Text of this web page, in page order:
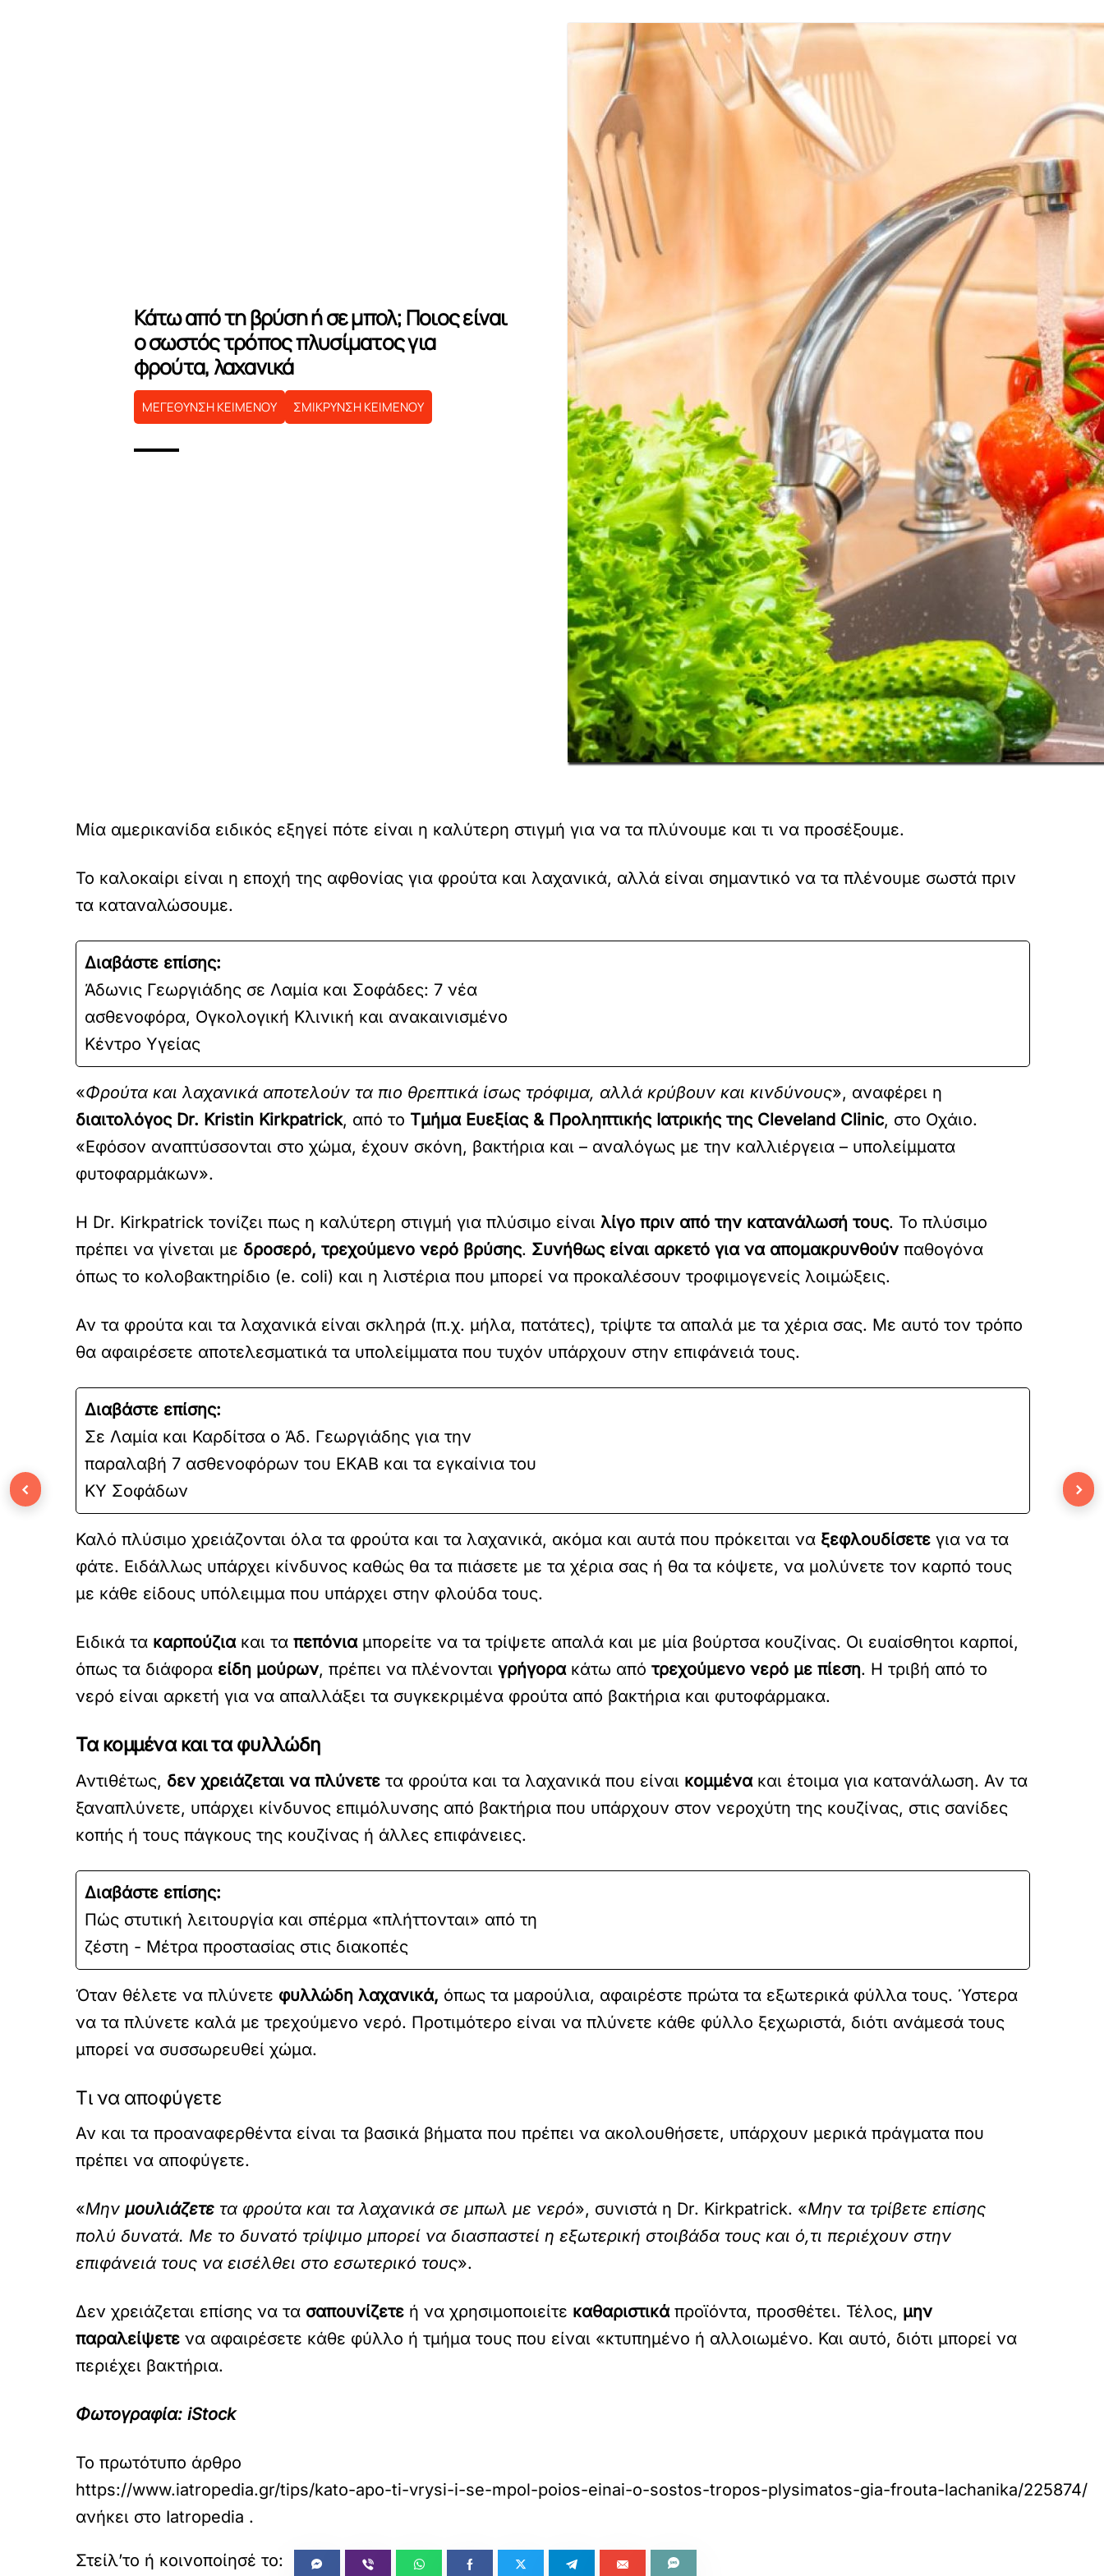
Κάτω από τη βρύση ή σε μπολ; Ποιος είναι
ο σωστός τρόπος πλυσίματος για
φρούτα, λαχανικά
ΜΕΓΕΘΥΝΣΗ ΚΕΙΜΕΝΟΥ ΣΜΙΚΡΥΝΣΗ ΚΕΙΜΕΝΟΥ
Μία αμερικανίδα ειδικός εξηγεί πότε είναι η καλύτερη στιγμή για να τα πλύνουμε και τι να προσέξουμε.
Το καλοκαίρι είναι η εποχή της αφθονίας για φρούτα και λαχανικά, αλλά είναι σημαντικό να τα πλένουμε σωστά πριν
τα καταναλώσουμε.
Διαβάστε επίσης:
Άδωνις Γεωργιάδης σε Λαμία και Σοφάδες: 7 νέα
ασθενοφόρα, Ογκολογική Κλινική και ανακαινισμένο
Κέντρο Υγείας
«Φρούτα και λαχανικά αποτελούν τα πιο θρεπτικά ίσως τρόφιμα, αλλά κρύβουν και κινδύνους», αναφέρει η
διαιτολόγος Dr. Kristin Kirkpatrick, από το Τμήμα Ευεξίας & Προληπτικής Ιατρικής της Cleveland Clinic, στο Οχάιο.
«Εφόσον αναπτύσσονται στο χώμα, έχουν σκόνη, βακτήρια και – αναλόγως με την καλλιέργεια – υπολείμματα
φυτοφαρμάκων».
Η Dr. Kirkpatrick τονίζει πως η καλύτερη στιγμή για πλύσιμο είναι λίγο πριν από την κατανάλωσή τους. Το πλύσιμο
πρέπει να γίνεται με δροσερό, τρεχούμενο νερό βρύσης. Συνήθως είναι αρκετό για να απομακρυνθούν παθογόνα
όπως το κολοβακτηρίδιο (e. coli) και η λιστέρια που μπορεί να προκαλέσουν τροφιμογενείς λοιμώξεις.
Αν τα φρούτα και τα λαχανικά είναι σκληρά (π.χ. μήλα, πατάτες), τρίψτε τα απαλά με τα χέρια σας. Με αυτό τον τρόπο
θα αφαιρέσετε αποτελεσματικά τα υπολείμματα που τυχόν υπάρχουν στην επιφάνειά τους.
Διαβάστε επίσης:
Σε Λαμία και Καρδίτσα ο Άδ. Γεωργιάδης για την
παραλαβή 7 ασθενοφόρων του ΕΚΑΒ και τα εγκαίνια του
ΚΥ Σοφάδων
Καλό πλύσιμο χρειάζονται όλα τα φρούτα και τα λαχανικά, ακόμα και αυτά που πρόκειται να ξεφλουδίσετε για να τα
φάτε. Ειδάλλως υπάρχει κίνδυνος καθώς θα τα πιάσετε με τα χέρια σας ή θα τα κόψετε, να μολύνετε τον καρπό τους
με κάθε είδους υπόλειμμα που υπάρχει στην φλούδα τους.
Ειδικά τα καρπούζιακαι τα πεπόνιαμπορείτε να τα τρίψετε απαλά και με μία βούρτσα κουζίνας. Οι ευαίσθητοι καρποί,
όπως τα διάφορα είδη μούρων, πρέπει να πλένονται γρήγορακάτω από τρεχούμενο νερό με πίεση. Η τριβή από το
νερό είναι αρκετή για να απαλλάξει τα συγκεκριμένα φρούτα από βακτήρια και φυτοφάρμακα.
Τα κομμένα και τα φυλλώδη
Αντιθέτως, δεν χρειάζεται να πλύνετε τα φρούτα και τα λαχανικά που είναι κομμένακαι έτοιμα για κατανάλωση. Αν τα
ξαναπλύνετε, υπάρχει κίνδυνος επιμόλυνσης από βακτήρια που υπάρχουν στον νεροχύτη της κουζίνας, στις σανίδες
κοπής ή τους πάγκους της κουζίνας ή άλλες επιφάνειες.
Διαβάστε επίσης:
Πώς στυτική λειτουργία και σπέρμα «πλήττονται» από τη
ζέστη - Μέτρα προστασίας στις διακοπές
Όταν θέλετε να πλύνετε φυλλώδη λαχανικά, όπως τα μαρούλια, αφαιρέστε πρώτα τα εξωτερικά φύλλα τους. Ύστερα
να τα πλύνετε καλά με τρεχούμενο νερό. Προτιμότερο είναι να πλύνετε κάθε φύλλο ξεχωριστά, διότι ανάμεσά τους
μπορεί να συσσωρευθεί χώμα.
Τι να αποφύγετε
Αν και τα προαναφερθέντα είναι τα βασικά βήματα που πρέπει να ακολουθήσετε, υπάρχουν μερικά πράγματα που
πρέπει να αποφύγετε.
«Μην μουλιάζετε τα φρούτα και τα λαχανικά σε μπωλ με νερό», συνιστά η Dr. Kirkpatrick. «Μην τα τρίβετε επίσης
πολύ δυνατά. Με το δυνατό τρίψιμο μπορεί να διασπαστεί η εξωτερική στοιβάδα τους και ό,τι περιέχουν στην
επιφάνειά τους να εισέλθει στο εσωτερικό τους».
Δεν χρειάζεται επίσης να τα σαπουνίζετε ή να χρησιμοποιείτε καθαριστικάπροϊόντα, προσθέτει. Τέλος, μην
παραλείψετε να αφαιρέσετε κάθε φύλλο ή τμήμα τους που είναι «κτυπημένο ή αλλοιωμένο. Και αυτό, διότι μπορεί να
περιέχει βακτήρια.
Φωτογραφία: iStock
Το πρωτότυπο άρθρο
https://www.iatropedia.gr/tips/kato-apo-ti-vrysi-i-se-mpol-poios-einai-o-sostos-tropos-plysimatos-gia-frouta-lachanika/225874/
ανήκει στο Iatropedia .
‹ ›